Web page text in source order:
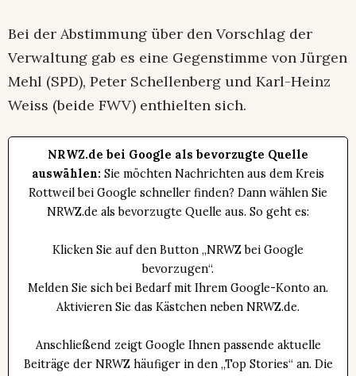
Bei der Abstimmung über den Vorschlag der
Verwaltung gab es eine Gegenstimme von Jürgen
Mehl (SPD), Peter Schellenberg und Karl-Heinz
Weiss (beide FWV) enthielten sich.
NRWZ.de bei Google als bevorzugte Quelle
auswählen: Sie möchten Nachrichten aus dem Kreis
Rottweil bei Google schneller finden? Dann wählen Sie
NRWZ.de als bevorzugte Quelle aus. So geht es:
Klicken Sie auf den Button „NRWZ bei Google
bevorzugen“.
Melden Sie sich bei Bedarf mit Ihrem Google-Konto an.
Aktivieren Sie das Kästchen neben NRWZ.de.
Anschließend zeigt Google Ihnen passende aktuelle
Beiträge der NRWZ häufiger in den „Top Stories“ an. Die